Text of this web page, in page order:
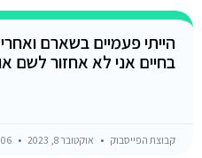
הייתי פעמיים בשארם
בחיים אני לא אחזור לשם
קבוצת הפייסבוק אוקטובר 8, 2023